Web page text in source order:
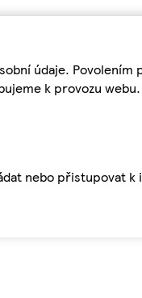
údaje.
k provozu
nebo přistupovat k